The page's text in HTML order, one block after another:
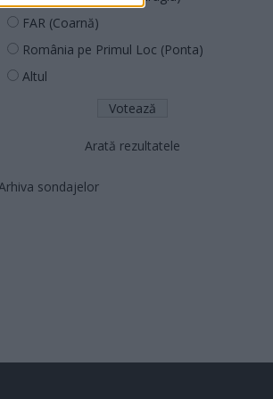
FAR (Coarnă)
România pe Primul Loc (Ponta)
Altul
Arată rezultatele
sondajelor